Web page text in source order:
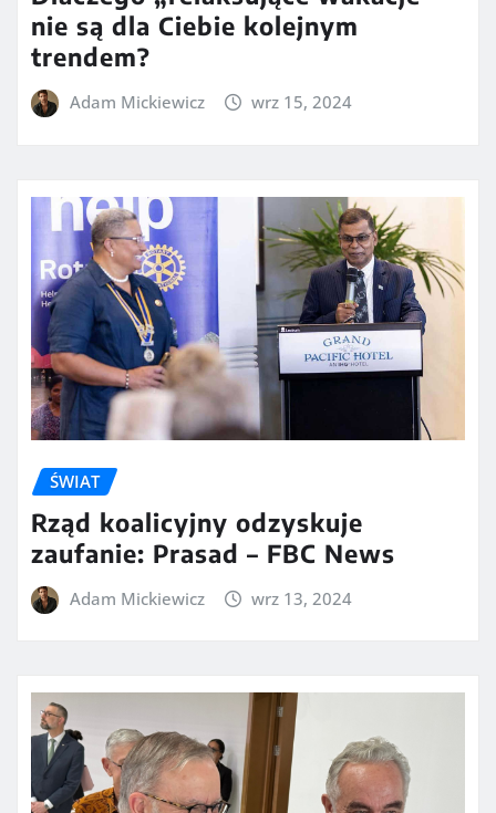
nie są dla Ciebie kolejnym
trendem?
Adam Mickiewicz wrz 15, 2024
ŚWIAT
Rząd koalicyjny odzyskuje
zaufanie: Prasad – FBC News
Adam Mickiewicz wrz 13, 2024